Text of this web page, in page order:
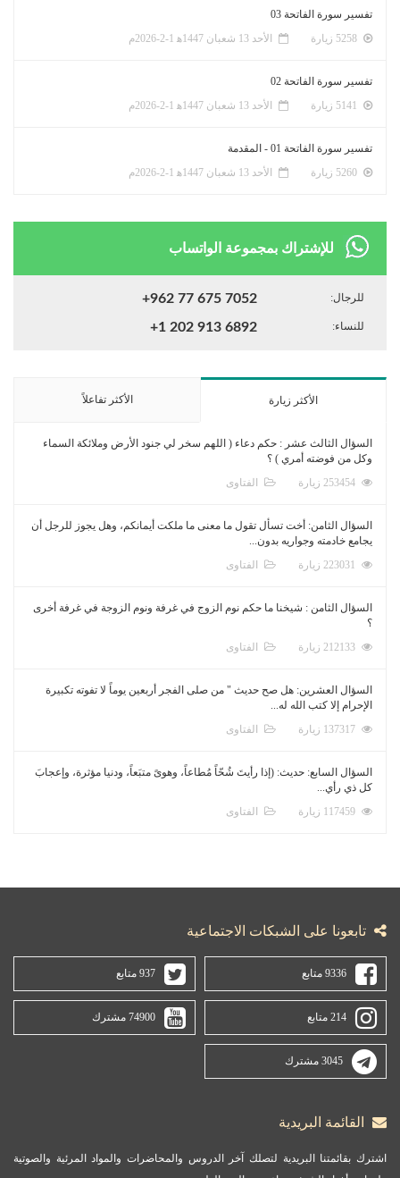
تفسير سورة الفاتحة 03
الأحد 13 شعبان 1447ﻫ 1-2-2026م
تفسير سورة الفاتحة 02
الأحد 13 شعبان 1447ﻫ 1-2-2026م
تفسير سورة الفاتحة 01 - المقدمة
الأحد 13 شعبان 1447ﻫ 1-2-2026م
للإشتراك بمجموعة الواتساب
للرجال: +962 77 675 7052
للنساء: +1 202 913 6892
الأكثر زيارة الأكثر تفاعلاً
السؤال الثالث عشر : حكم دعاء ( اللهم سخر لي جنود الأرض وملائكة السماء
وكل من فوضته أمري ) ؟
الفتاوى
السؤال الثامن: أخت تسأل تقول ما معنى ما ملكت أيمانكم، وهل يجوز للرجل أن
يجامع خادمته وجواريه بدون...
الفتاوى
السؤال الثامن : شيخنا ما حكم نوم الزوج في غرفة ونوم الزوجة في غرفة أخرى
؟
الفتاوى
السؤال العشرين: هل صح حديث " من صلى الفجر أربعين يوماً لا تفوته تكبيرة
الإحرام إلا كتب الله له...
الفتاوى
السؤال السابع: حديث: (إذا رأيتَ شُحّاً مُطاعاً، وهوىً متبَعاً، ودنيا مؤثرة، وإعجابَ
كل ذي رأي...
الفتاوى
تابعونا على الشبكات الاجتماعية
9336 متابع 937 متابع
214 متابع 74900 مشترك
3045 مشترك
القائمة البريدية
اشترك بقائمتنا البريدية لتصلك آخر الدروس والمحاضرات والمواد المرئية والصوتية